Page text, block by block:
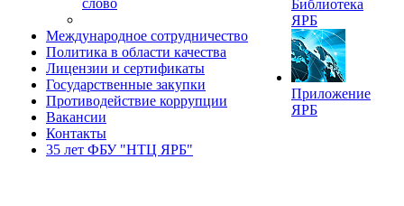
слово
Международное сотрудничество
Политика в области качества
Лицензии и сертификаты
Государственные закупки
Противодействие коррупции
Вакансии
Контакты
35 лет ФБУ "НТЦ ЯРБ"
Библиотека
ЯРБ
Приложение
ЯРБ